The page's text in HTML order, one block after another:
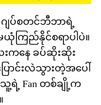
ျပ်စတင်ဘီဘာရဲ့
ကြည်နိုင်စရာပါပဲ။
ကနေ ခပ်ဆိုးဆိုး
ာင်းလဲသွားတဲ့အပေါ်
ရဲ့ Fan တစ်ချို့က